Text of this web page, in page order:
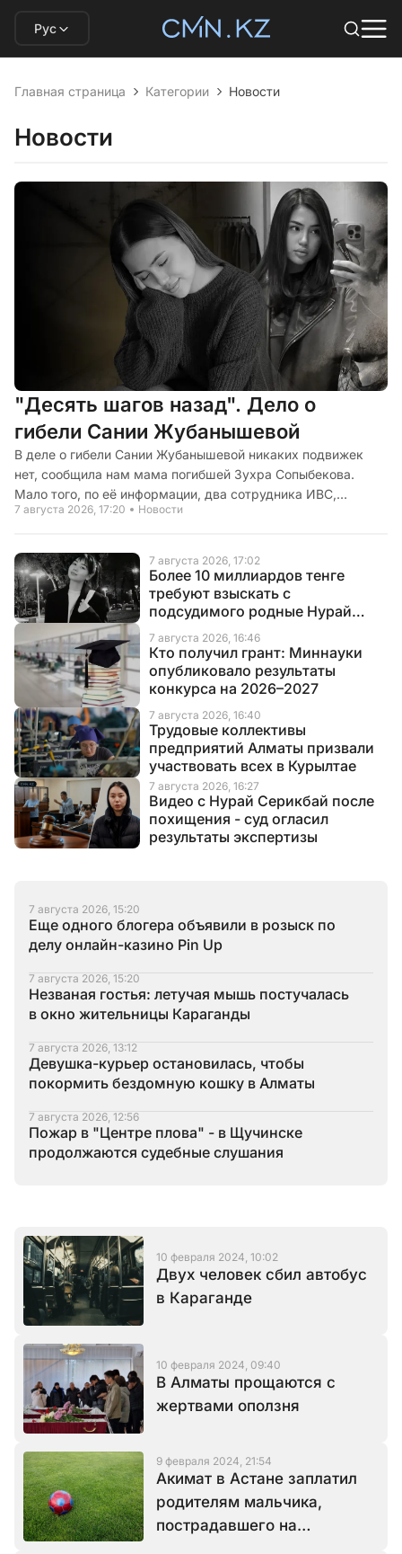
Рус
Главная страница Категории Новости
Новости
"Десять шагов назад". Дело о
гибели Сании Жубанышевой
В деле о гибели Сании Жубанышевой никаких подвижек
нет, сообщила нам мама погибшей Зухра Сопыбекова.
Мало того, по её информации, два сотрудника ИВС,
которые находились на дежурстве в следственном
смертельную дозу таблеток, были задержаны, а вчера
отпущены из изолятора. Теперь они под домашним
арестом, сообщает CMN.KZ
7 августа 2026, 17:20 Новости
Более 10 миллиардов тенге
требуют взыскать с
подсудимого родные Нурай
Серикбай
7 августа 2026, 17:02
Кто получил грант: Миннауки
опубликовало результаты
конкурса на 2026–2027
7 августа 2026, 16:46
Трудовые коллективы
предприятий Алматы призвали
участвовать всех в Курылтае
7 августа 2026, 16:40
Видео с Нурай Серикбай после
похищения - суд огласил
результаты экспертизы
7 августа 2026, 16:27
7 августа 2026, 15:20
Еще одного блогера объявили в розыск по
делу онлайн-казино Pin Up
7 августа 2026, 15:20
Незваная гостья: летучая мышь постучалась
в окно жительницы Караганды
7 августа 2026, 13:12
Девушка-курьер остановилась, чтобы
покормить бездомную кошку в Алматы
7 августа 2026, 12:56
Пожар в "Центре плова" - в Щучинске
продолжаются судебные слушания
10 февраля 2024, 10:02
Двух человек сбил автобус
в Караганде
10 февраля 2024, 09:40
В Алматы прощаются с
жертвами оползня
9 февраля 2024, 21:54
Акимат в Астане заплатил
родителям мальчика,
пострадавшего на